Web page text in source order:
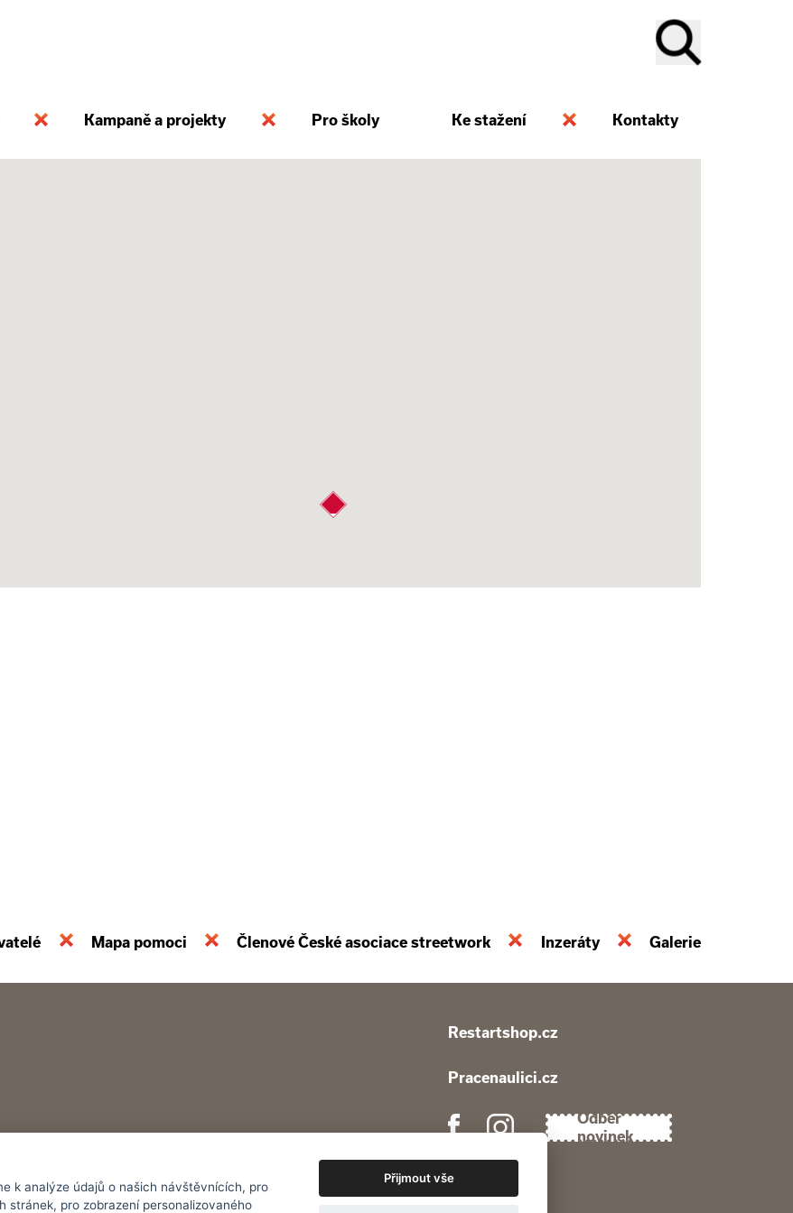
Kampaně a projekty Pro školy Ke stažení Kontakty
Mapa pomoci Členové České asociace streetwork Inzeráty Galerie
Restartshop.cz
Pracenaulici.cz
Odběr
novinek
k analýze údajů o našich návštěvnících, pro
stránek, pro zobrazení personalizovaného
Přijmout vše